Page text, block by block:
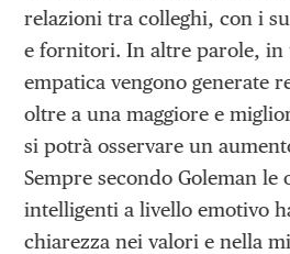
relazioni tra colleghi, con i
e fornitori. In altre parole, in
empatica vengono generate
oltre a una maggiore e
si potrà osservare un
Sempre secondo Goleman le
intelligenti a livello emotivo
chiarezza nei valori e nella